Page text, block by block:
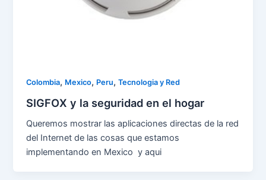
Colombia, Mexico, Peru,Tecnologia y Red
SIGFOX y la seguridad en el hogar
Queremos mostrar las aplicaciones directas de la red
del Internet de las cosas que estamos
implementando en Mexico y aqui